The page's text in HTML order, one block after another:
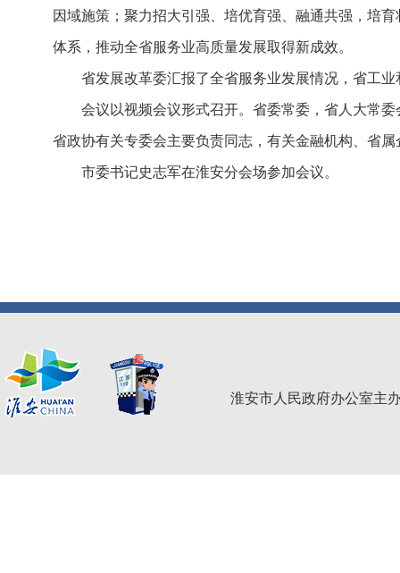
因域施策；聚力招大引强、培优育强、融通共强，培
体系，推动全省服务业高质量发展取得新成效。
省发展改革委汇报了全省服务业发展情况，省工
会议以视频会议形式召开。省委常委，省人大常
省政协有关专委会主要负责同志，有关金融机构、省
市委书记史志军在淮安分会场参加会议。
淮安市人民政府办公室主